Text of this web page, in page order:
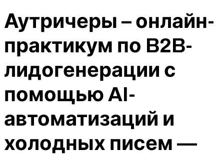
Аутричеры – онлайн-
практикум по B2B-
лидогенерации с
помощью AI-
автоматизаций и
холодных писем —